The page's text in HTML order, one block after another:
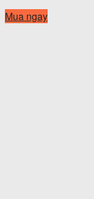
Mua ngay